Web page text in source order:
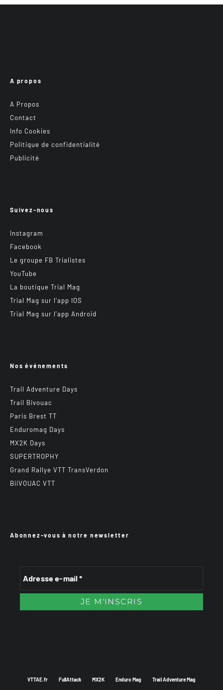
A propos
A Propos
Contact
Info Cookies
Politique de confidentialité
Publicité
Suivez-nous
Instagram
Facebook
Le groupe FB Trialistes
YouTube
La boutique Trial Mag
Trial Mag sur l’app IOS
Trial Mag sur l’app Android
Nos événements
Trail Adventure Days
Trail Bivouac
Paris Brest TT
Enduromag Days
MX2K Days
SUPERTROPHY
Grand Rallye VTT TransVerdon
BiiVOUAC VTT
Abonnez-vous à notre newsletter
VTTAE.fr FullAttack MX2K Enduro Mag Trail Adventure Mag